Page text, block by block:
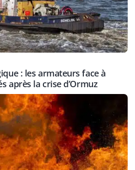
: les armateurs face à
après la crise d’Ormuz